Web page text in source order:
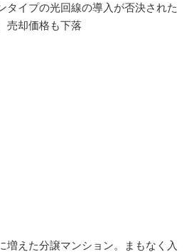
タイプの光回線の導入が否決された
売却価格も下落
えた分譲マンション。まもなく入